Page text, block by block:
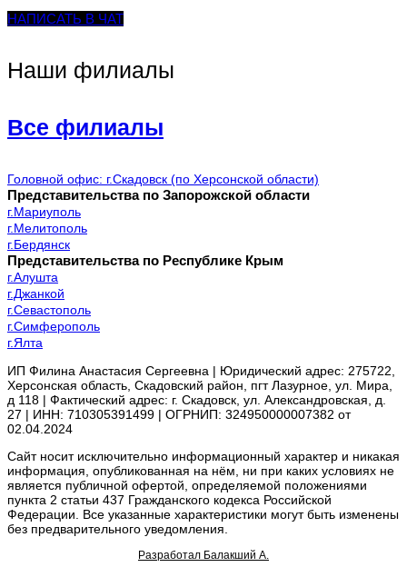
НАПИСАТЬ В ЧАТ
Наши филиалы
Все филиалы
Головной офис: г.Скадовск (по Херсонской области)
Представительства по Запорожской области
г.Мариуполь
г.Мелитополь
г.Бердянск
Представительства по Республике Крым
г.Алушта
г.Джанкой
г.Севастополь
г.Симферополь
г.Ялта
ИП Филина Анастасия Сергеевна | Юридический адрес: 275722,
Херсонская область, Скадовский район, пгт Лазурное, ул. Мира,
д 118 | Фактический адрес: г. Скадовск, ул. Александровская, д.
27 | ИНН: 710305391499 | ОГРНИП: 324950000007382 от
02.04.2024
Сайт носит исключительно информационный характер и никакая
информация, опубликованная на нём, ни при каких условиях не
является публичной офертой, определяемой положениями
пункта 2 статьи 437 Гражданского кодекса Российской
Федерации. Все указанные характеристики могут быть изменены
без предварительного уведомления.
Разработал Балакший А.